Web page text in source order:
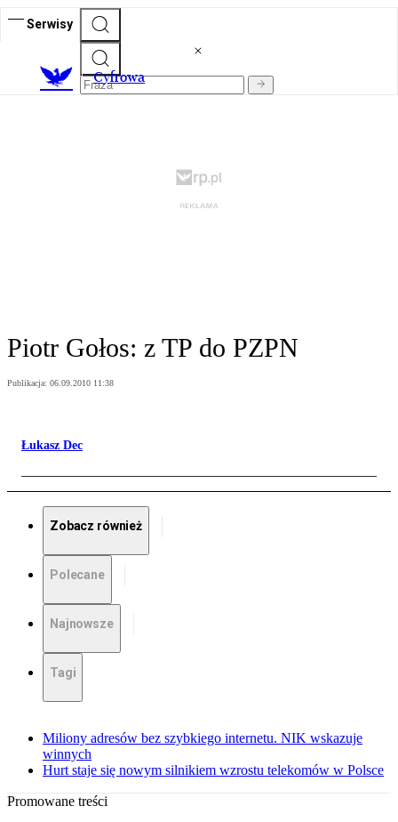
Serwisy
Cyfrowa
Piotr Gołos: z TP do PZPN
Publikacja: 06.09.2010 11:38
Łukasz Dec
Zobacz również
Polecane
Najnowsze
Tagi
Miliony adresów bez szybkiego internetu. NIK wskazuje
winnych
Hurt staje się nowym silnikiem wzrostu telekomów w Polsce
Promowane treści